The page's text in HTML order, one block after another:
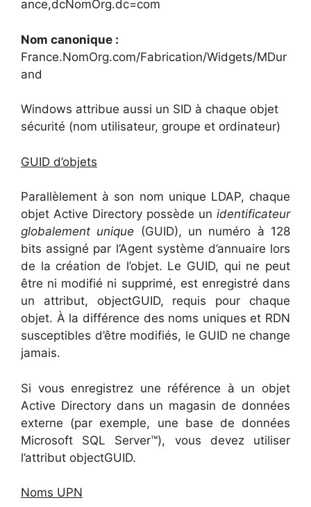
ance,dcNomOrg.dc=com
Nom canonique :
France.NomOrg.com/Fabrication/Widgets/MDur
and
Windows attribue aussi un SID à chaque objet
sécurité (nom utilisateur, groupe et ordinateur)
GUID d’objets
Parallèlement à son nom unique LDAP, chaque
objet Active Directory possède un identificateur
globalement unique (GUID), un numéro à 128
bits assigné par l’Agent système d’annuaire lors
de la création de l’objet. Le GUID, qui ne peut
être ni modifié ni supprimé, est enregistré dans
un attribut, objectGUID, requis pour chaque
objet. À la différence des noms uniques et RDN
susceptibles d’être modifiés, le GUID ne change
jamais.
Si vous enregistrez une référence à un objet
Active Directory dans un magasin de données
externe (par exemple, une base de données
Microsoft SQL Server™), vous devez utiliser
l’attribut objectGUID.
Noms UPN